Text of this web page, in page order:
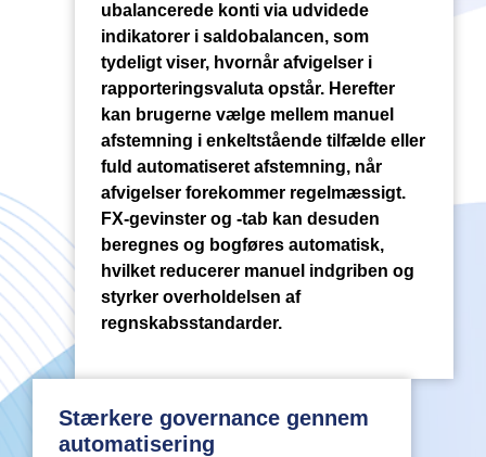
ubalancerede konti via udvidede
indikatorer i saldobalancen, som
tydeligt viser, hvornår afvigelser i
rapporteringsvaluta opstår. Herefter
kan brugerne vælge mellem manuel
afstemning i enkeltstående tilfælde eller
fuld automatiseret afstemning, når
afvigelser forekommer regelmæssigt.
FX-gevinster og -tab kan desuden
beregnes og bogføres automatisk,
hvilket reducerer manuel indgriben og
styrker overholdelsen af
regnskabsstandarder.
Stærkere governance gennem
automatisering